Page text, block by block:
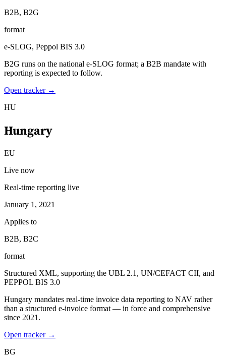
B2B, B2G
format
e-SLOG, Peppol BIS 3.0
B2G runs on the national e-SLOG format; a B2B mandate with
reporting is expected to follow.
Open tracker →
HU
Hungary
EU
Live now
Real-time reporting live
January 1, 2021
Applies to
B2B, B2C
format
Structured XML, supporting the UBL 2.1, UN/CEFACT CII, and
PEPPOL BIS 3.0
Hungary mandates real-time invoice data reporting to NAV rather
than a structured e-invoice format — in force and comprehensive
since 2021.
Open tracker →
BG